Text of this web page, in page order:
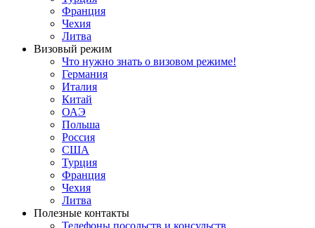
Франция
Чехия
Литва
Визовый режим
Что нужно знать о визовом режиме!
Германия
Италия
Китай
ОАЭ
Польша
Россия
США
Турция
Франция
Чехия
Литва
Полезные контакты
Телефоны посольств и консульств